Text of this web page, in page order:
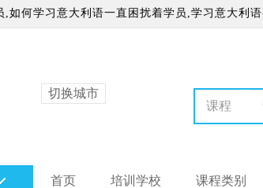
,如何学习意大利语一直困扰着学员,学习意大利
切换城市
首页 培训学校 课程类别